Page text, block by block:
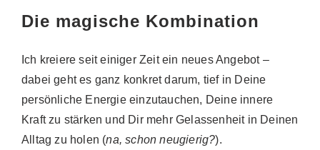
Die magische Kombination
Ich kreiere seit einiger Zeit ein neues Angebot –
dabei geht es ganz konkret darum, tief in Deine
persönliche Energie einzutauchen, Deine innere
Kraft zu stärken und Dir mehr Gelassenheit in Deinen
Alltag zu holen (na, schon neugierig?).